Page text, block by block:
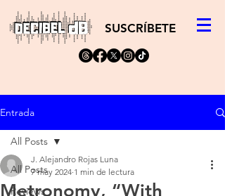
SUSCRÍBETE
Entrada
All Posts
Reviews
All Posts
Metronomy, “With
J. Alejandro Rojas Luna
7 may 2024 1 min de lectura